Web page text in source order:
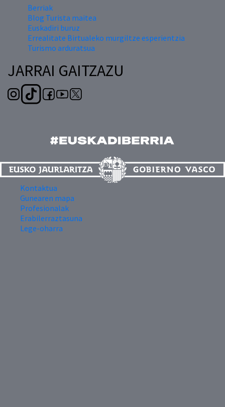
Berriak
Blog Turista maitea
Euskadiri buruz
Errealitate Birtualeko murgiltze esperientzia
Turismo arduratsua
JARRAI GAITZAZU
Kontaktua
Gunearen mapa
Profesionalak
Erabilerraztasuna
Lege-oharra